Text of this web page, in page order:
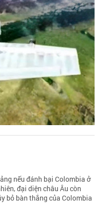
nếu đánh bại Colombia ở
đại diện châu Âu còn
bỏ bàn thắng của Colombia